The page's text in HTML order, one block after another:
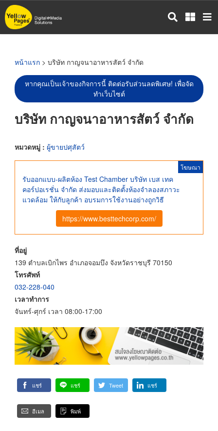
ข้าม
ไป
หน้าแรก > บริษัท กาญจนาอาหารสัตว์ จำกัด
หากคุณเป็นเจ้าของกิจการนี้ ติดต่อรับส่วนลดพิเศษ! เพื่อจัด
ทำเว็บไซต์
บริษัท กาญจนาอาหารสัตว์ จำกัด
หมวดหมู่ : ผู้ขายปศุสัตว์
โฆษณา
รับออกแบบ-ผลิตห้อง Test Chamber บริษัท เบส เทค
คอร์ปอเรชั่น จำกัด ส่งมอบและติดตั้งห้องจำลองสภาวะ
แวดล้อม ให้กับลูกค้า อบรมการใช้งานอย่างถูกวิธี
https://www.besttechcorp.com/
ที่อยู่
139 ตำบลเบิกไพร อำเภอจอมบึง จังหวัดราชบุรี 70150
โทรศัพท์
032-228-040
เวลาทำการ
จันทร์-ศุกร์ เวลา 08:00-17:00
แชร์ แชร์ Tweet แชร์
อีเมล พิมพ์